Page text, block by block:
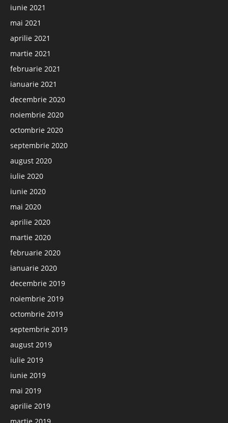
iunie 2021
mai 2021
aprilie 2021
martie 2021
februarie 2021
ianuarie 2021
decembrie 2020
noiembrie 2020
octombrie 2020
septembrie 2020
august 2020
iulie 2020
iunie 2020
mai 2020
aprilie 2020
martie 2020
februarie 2020
ianuarie 2020
decembrie 2019
noiembrie 2019
octombrie 2019
septembrie 2019
august 2019
iulie 2019
iunie 2019
mai 2019
aprilie 2019